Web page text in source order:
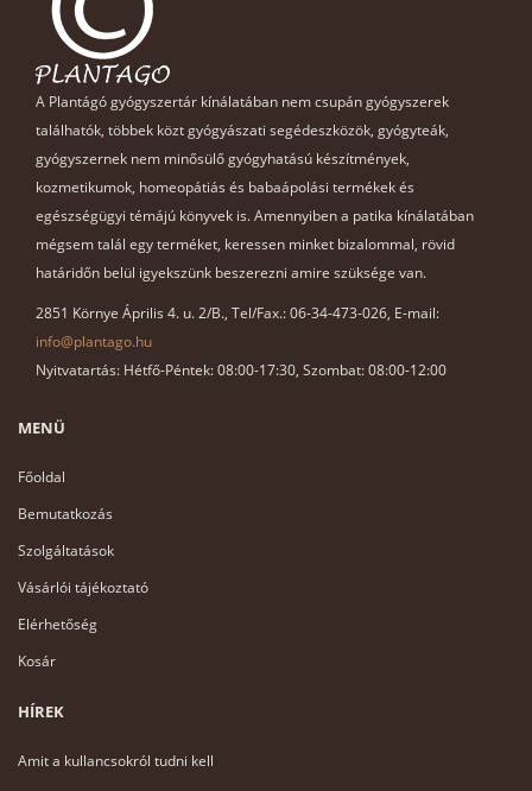
A Plantágó gyógyszertár kínálatában nem csupán gyógyszerek
találhatók, többek közt gyógyászati segédeszközök, gyógyteák,
gyógyszernek nem minősülő gyógyhatású készítmények,
kozmetikumok, homeopátiás és babaápolási termékek és
egészségügyi témájú könyvek is. Amennyiben a patika kínálatában
mégsem talál egy terméket, keressen minket bizalommal, rövid
határidőn belül igyekszünk beszerezni amire szüksége van.
2851 Környe Április 4. u. 2/B., Tel/Fax.: 06-34-473-026, E-mail:
info@plantago.hu
Nyitvatartás: Hétfő-Péntek: 08:00-17:30, Szombat: 08:00-12:00
MENÜ
Főoldal
Bemutatkozás
Szolgáltatások
Vásárlói tájékoztató
Elérhetőség
Kosár
HÍREK
Amit a kullancsokról tudni kell